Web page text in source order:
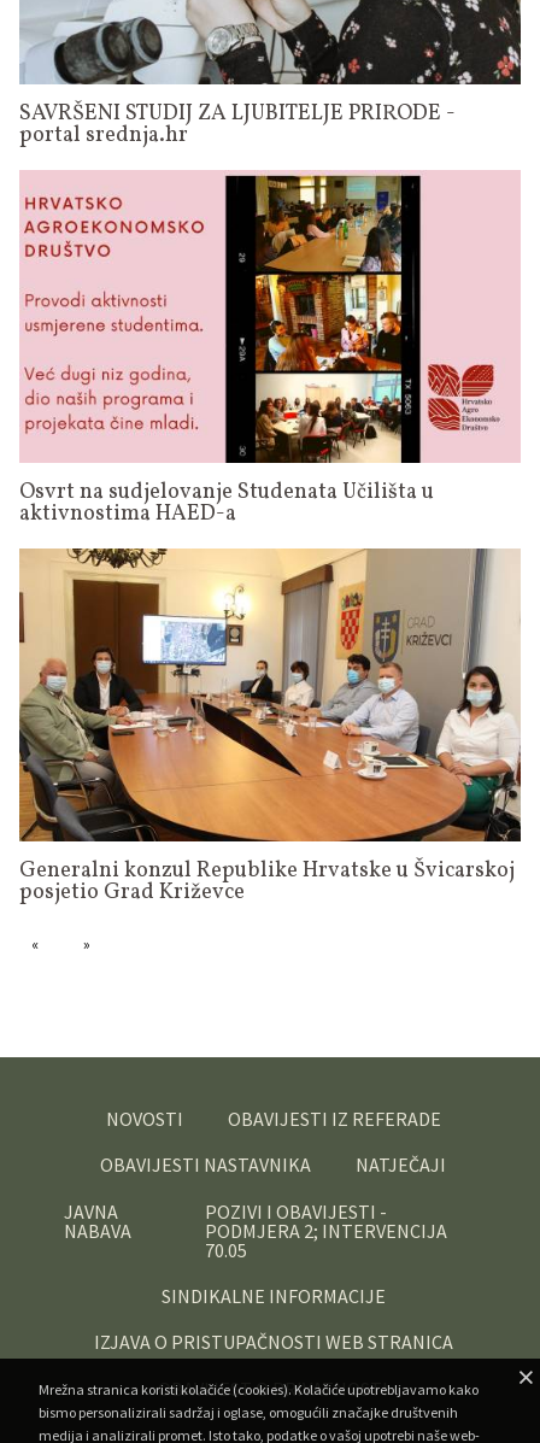
SAVRŠENI STUDIJ ZA LJUBITELJE PRIRODE -
portal srednja.hr
Osvrt na sudjelovanje Studenata Učilišta u
aktivnostima HAED-a
Generalni konzul Republike Hrvatske u Švicarskoj
posjetio Grad Križevce
NOVOSTI
OBAVIJESTI IZ REFERADE
OBAVIJESTI NASTAVNIKA
NATJEČAJI
JAVNA
NABAVA
POZIVI I OBAVIJESTI -
PODMJERA 2; INTERVENCIJA
70.05
SINDIKALNE INFORMACIJE
IZJAVA O PRISTUPAČNOSTI WEB STRANICA
OBAVIJEST O PRIVATNOSTI
Mrežna stranica koristi kolačiće (cookies). Kolačiće upotrebljavamo kako
bismo personalizirali sadržaj i oglase, omogućili značajke društvenih
medija i analizirali promet. Isto tako, podatke o vašoj upotrebi naše web-